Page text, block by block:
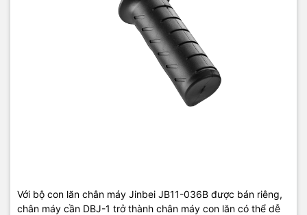
Với bộ con lăn chân máy Jinbei JB11-036B được bán riêng,
chân máy cần DBJ-1 trở thành chân máy con lăn có thể dễ